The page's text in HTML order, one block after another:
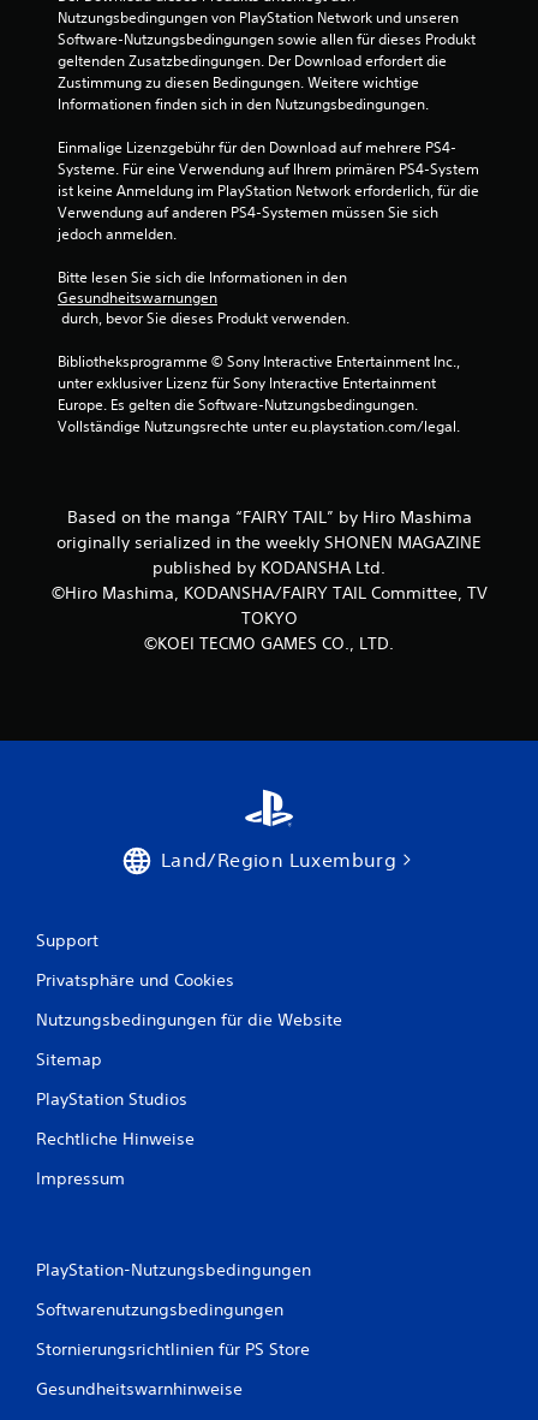
5
v
n
5
r
e
a
4
Nutzungsbedingungen von PlayStation Network und unseren
Software-Nutzungsbedingungen sowie allen für dieses Produkt
geltenden Zusatzbedingungen. Der Download erfordert die
Zustimmung zu diesen Bedingungen. Weitere wichtige
Informationen finden sich in den Nutzungsbedingungen.
Einmalige Lizenzgebühr für den Download auf mehrere PS4-
Systeme. Für eine Verwendung auf Ihrem primären PS4-System
ist keine Anmeldung im PlayStation Network erforderlich, für die
Verwendung auf anderen PS4-Systemen müssen Sie sich
jedoch anmelden.
Bitte lesen Sie sich die Informationen in den
Gesundheitswarnungen
durch, bevor Sie dieses Produkt verwenden.
Bibliotheksprogramme © Sony Interactive Entertainment Inc.,
unter exklusiver Lizenz für Sony Interactive Entertainment
Europe. Es gelten die Software-Nutzungsbedingungen.
Vollständige Nutzungsrechte unter eu.playstation.com/legal.
Based on the manga “FAIRY TAIL” by Hiro Mashima
originally serialized in the weekly SHONEN MAGAZINE
published by KODANSHA Ltd.
©Hiro Mashima, KODANSHA/FAIRY TAIL Committee, TV
TOKYO
©KOEI TECMO GAMES CO., LTD.
Land/Region Luxemburg
Support
Privatsphäre und Cookies
Nutzungsbedingungen für die Website
Sitemap
PlayStation Studios
Rechtliche Hinweise
Impressum
PlayStation-Nutzungsbedingungen
Softwarenutzungsbedingungen
Stornierungsrichtlinien für PS Store
Gesundheitswarnhinweise